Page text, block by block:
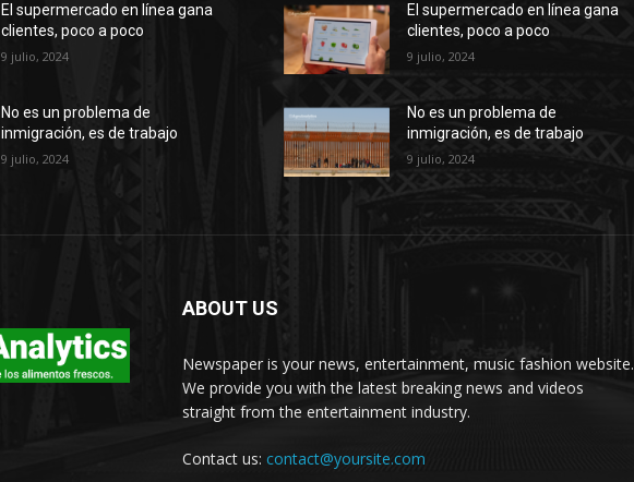
El supermercado en línea gana
clientes, poco a poco
9 julio, 2024
No es un problema de
inmigración, es de trabajo
9 julio, 2024
El supermercado en línea gana
clientes, poco a poco
9 julio, 2024
No es un problema de
inmigración, es de trabajo
9 julio, 2024
ABOUT US
Newspaper is your news, entertainment, music fashion website.
We provide you with the latest breaking news and videos
straight from the entertainment industry.
Contact us: contact@yoursite.com